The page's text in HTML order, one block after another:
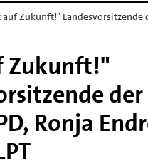
auf Zukunft!" Landesvorsitzende
Zukunft!"
der
Ronja